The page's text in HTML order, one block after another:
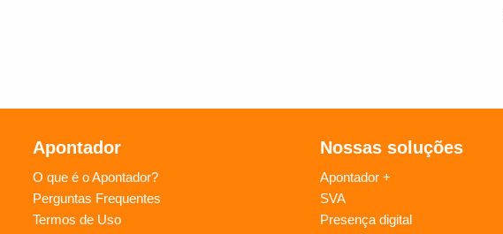
Apontador
O que é o Apontador?
Perguntas Frequentes
Termos de Uso
Nossas soluções
Apontador +
SVA
Presença digital